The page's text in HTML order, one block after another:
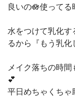
良いの🪷使って
水をつけて乳化
るから『もう乳
メイク落ちの時
💕
平日めちゃくちゃ